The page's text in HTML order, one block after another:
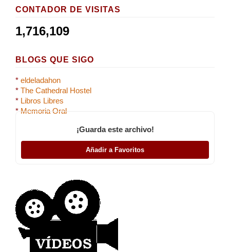
CONTADOR DE VISITAS
1,716,109
BLOGS QUE SIGO
* eldeladahon
* The Cathedral Hostel
* Libros Libres
* Memoria Oral
¡Guarda este archivo!
Añadir a Favoritos